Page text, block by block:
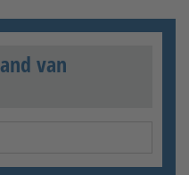
van